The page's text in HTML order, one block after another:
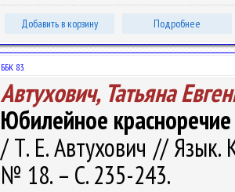
Добавить в корзину Подробнее
ББК 83.
Автухович, Татьяна
Юбилейное
/ Т. Е. Автухович // Язык.
№ 18. – С. 235-243.